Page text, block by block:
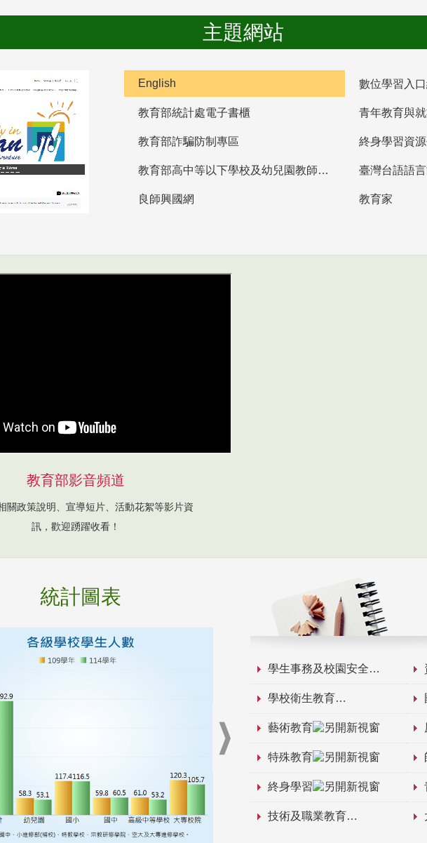
主題網站
English 數位學習入
教育部統計處電子書櫃 青年教育與
教育部詐騙防制專區 終身學習資
教育部高中等以下學校及幼兒園教師資格檢定考試 臺灣台語語
良師興國網
教育家
教育部影音頻道
關政策說明、宣導短片、活動花絮等影片資
訊，歡迎踴躍收看！
統計圖表
學生事務及校園安全
學校衛生教育
藝術教育
特殊教育
終身學習
技術及職業教育